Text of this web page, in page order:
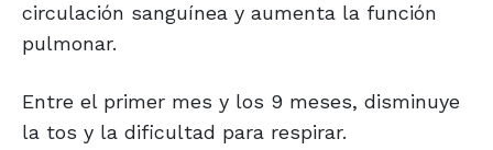
circulación sanguínea y aumenta la función
pulmonar.
Entre el primer mes y los 9 meses, disminuye
la tos y la dificultad para respirar.